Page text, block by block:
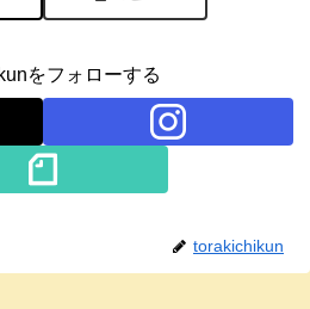
をフォローする
torakichikun